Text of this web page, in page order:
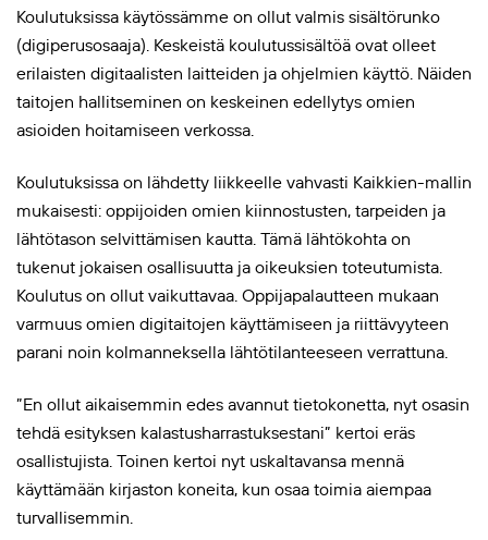
Koulutuksissa käytössämme on ollut valmis sisältörunko
(digiperusosaaja). Keskeistä koulutussisältöä ovat olleet
erilaisten digitaalisten laitteiden ja ohjelmien käyttö. Näiden
taitojen hallitseminen on keskeinen edellytys omien
asioiden hoitamiseen verkossa.
Koulutuksissa on lähdetty liikkeelle vahvasti Kaikkien-mallin
mukaisesti: oppijoiden omien kiinnostusten, tarpeiden ja
lähtötason selvittämisen kautta. Tämä lähtökohta on
tukenut jokaisen osallisuutta ja oikeuksien toteutumista.
Koulutus on ollut vaikuttavaa. Oppijapalautteen mukaan
varmuus omien digitaitojen käyttämiseen ja riittävyyteen
parani noin kolmanneksella lähtötilanteeseen verrattuna.
”En ollut aikaisemmin edes avannut tietokonetta, nyt osasin
tehdä esityksen kalastusharrastuksestani” kertoi eräs
osallistujista. Toinen kertoi nyt uskaltavansa mennä
käyttämään kirjaston koneita, kun osaa toimia aiempaa
turvallisemmin.